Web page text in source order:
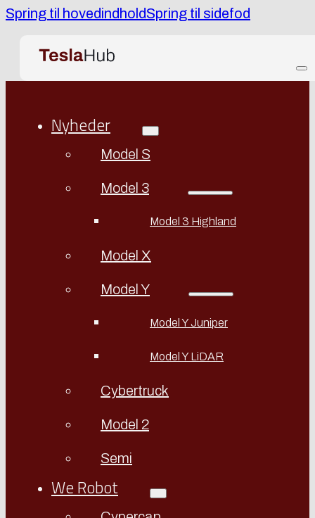
Spring til hovedindholdSpring til sidefod
Nyheder
Model S
Model 3
Model 3 Highland
Model X
Model Y
Model Y Juniper
Model Y LiDAR
Cybertruck
Model 2
Semi
We Robot